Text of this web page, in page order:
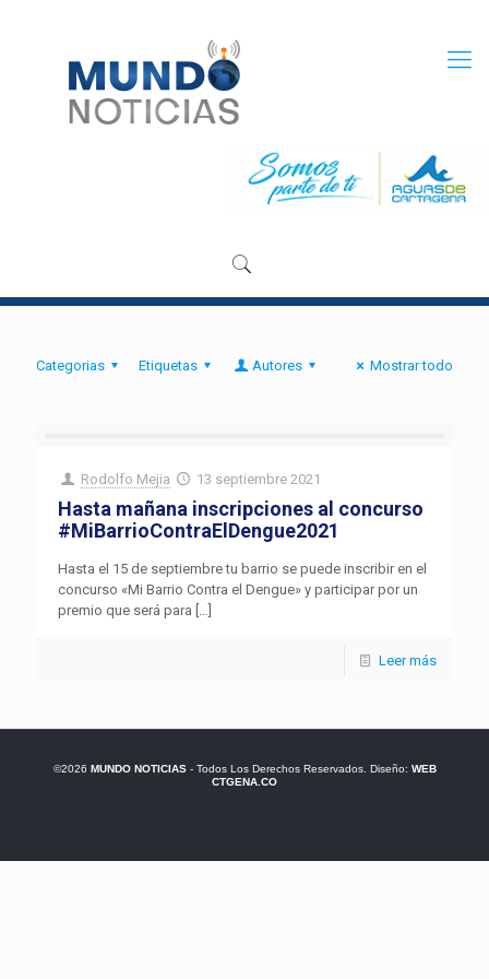
Categorias Etiquetas Autores Mostrar todo
Rodolfo Mejia 13 septiembre 2021
Hasta mañana inscripciones al concurso
#MiBarrioContraElDengue2021
Hasta el 15 de septiembre tu barrio se puede inscribir en el
concurso «Mi Barrio Contra el Dengue» y participar por un
premio que será para […]
Leer más
©2026 MUNDO NOTICIAS- Todos Los Derechos Reservados. Diseño: WEB
CTGENA.CO